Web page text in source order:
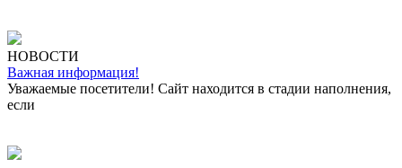
НОВОСТИ
Важная информация!
Уважаемые посетители! Сайт находится в стадии наполнения,
если